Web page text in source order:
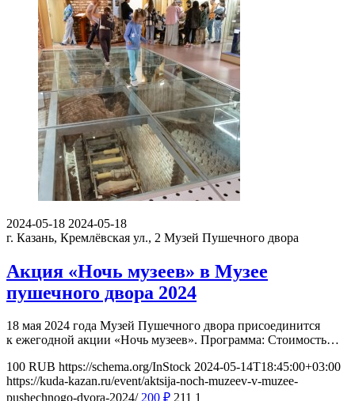
2024-05-18 2024-05-18
г. Казань, Кремлёвская ул., 2 Музей Пушечного двора
Акция «Ночь музеев» в Музее
пушечного двора 2024
18 мая 2024 года Музей Пушечного двора присоединится
к ежегодной акции «Ночь музеев». Программа: Стоимость…
100 RUB https://schema.org/InStock 2024-05-14T18:45:00+03:00
https://kuda-kazan.ru/event/aktsija-noch-muzeev-v-muzee-
pushechnogo-dvora-2024/ 200 ₽ 211 1